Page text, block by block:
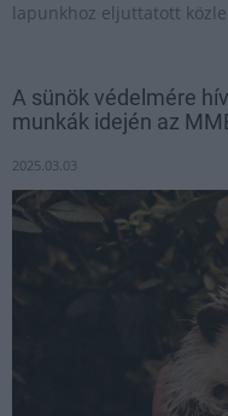
lapunkhoz eljuttatott
A sünök védelmére
munkák idején az
2025.03.03